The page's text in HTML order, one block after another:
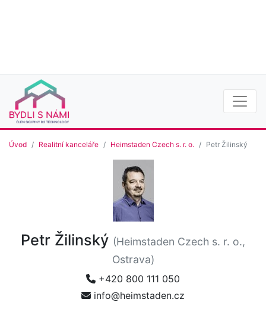
Úvod Realitní kanceláře Heimstaden Czech s. r. o. Petr Žilinský
Petr Žilinský (Heimstaden Czech s. r. o.,
Ostrava)
+420 800 111 050
info@heimstaden.cz